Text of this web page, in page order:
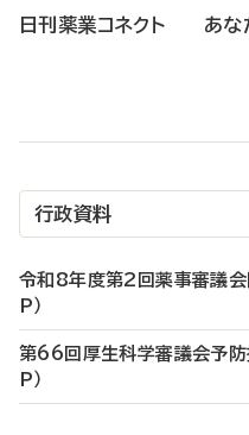
日刊薬業コネクト あな
行政資料
令和8年度第2回薬事審議会
P）
第66回厚生科学審議会予防
P）